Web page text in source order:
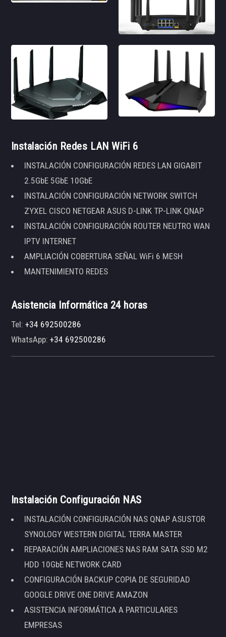
Instalación Redes LAN WiFi 6
INSTALACIÓN CONFIGURACIÓN REDES LAN GIGABIT
2.5GbE 5GbE 10GbE
INSTALACIÓN CONFIGURACIÓN NETWORK SWITCH
ZYXEL CISCO NETGEAR ASUS D-LINK TP-LINK QNAP
INSTALACIÓN CONFIGURACIÓN ROUTER NEUTRO WAN
IPTV INTERNET
AMPLIACIÓN COBERTURA SEÑAL WiFi 6 MESH
MANTENIMIENTO REDES
Asistencia Informática 24 horas
Tel:+34 692500286
WhatsApp:+34 692500286
Instalación Configuración NAS
INSTALACIÓN CONFIGURACIÓN NAS QNAP ASUSTOR
SYNOLOGY WESTERN DIGITAL TERRA MASTER
REPARACIÓN AMPLIACIONES NAS RAM SATA SSD M2
HDD 10GbE NETWORK CARD
CONFIGURACIÓN BACKUP COPIA DE SEGURIDAD
GOOGLE DRIVE ONE DRIVE AMAZON
ASISTENCIA INFORMÁTICA A PARTICULARES
EMPRESAS